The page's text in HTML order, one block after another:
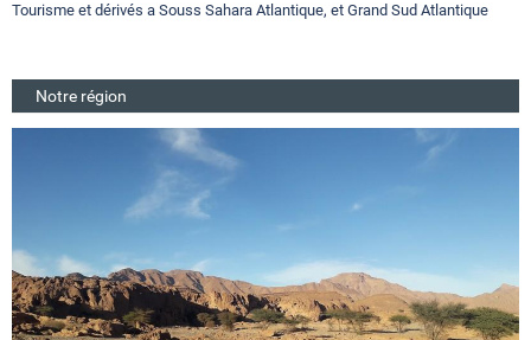
Tourisme et dérivés a Souss Sahara Atlantique, et Grand Sud Atlantique
Notre région